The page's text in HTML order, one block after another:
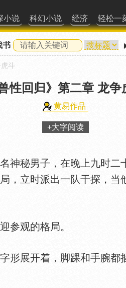
小说 科幻小说 经济 轻松一
书
斗
性回归》 第二章 龙争
黄易作品
+大字阅读
秘男子，在晚上九时二
，立时派出一队干探，
观的格局。
展开着，脚踝和手腕都